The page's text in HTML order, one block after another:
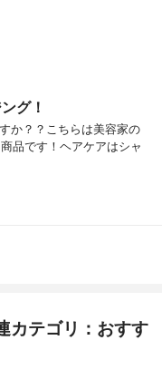
グ！
か？？こちらは美容家の
品です！ヘアケアはシャ
カテゴリ：おすす